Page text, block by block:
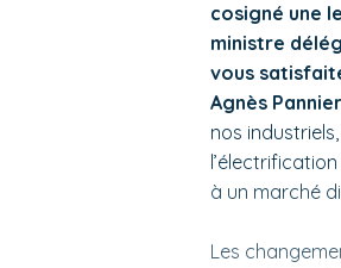
cosigné une
ministre
vous
Agnès
nos
à un marché
Les